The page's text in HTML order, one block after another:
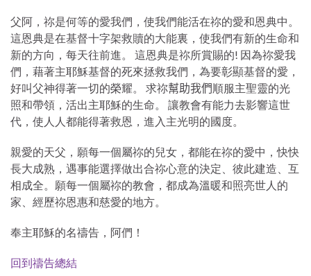
父阿，祢是何等的愛我們，使我們能活在祢的愛和恩典中。
這恩典是在基督十字架救贖的大能裏，使我們有新的生命和
新的方向，每天往前進。 這恩典是祢所賞賜的! 因為祢愛我
們，藉著主耶穌基督的死來拯救我們，為要彰顯基督的愛，
好叫父神得著一切的榮耀。 求祢幫助我們順服主聖靈的光
照和帶領，活出主耶穌的生命。 讓教會有能力去影響這世
代，使人人都能得著救恩，進入主光明的國度。
親愛的天父，願每一個屬祢的兒女，都能在祢的愛中，快快
長大成熟，遇事能選擇做出合祢心意的決定、彼此建造、互
相成全。願每一個屬祢的教會，都成為溫暖和照亮世人的
家、經歷祢恩惠和慈愛的地方。
奉主耶穌的名禱告，阿們！
回到禱告總結